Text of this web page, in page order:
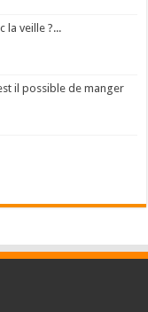
la veille ?...
il possible de manger